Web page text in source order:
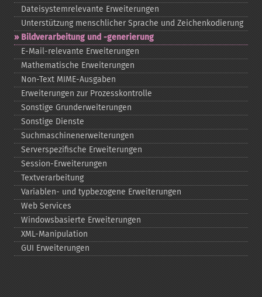
Dateisystemrelevante Erweiterungen
Unterstützung menschlicher Sprache und Zeichenkodierung
Bildverarbeitung und -​generierung
E-​Mail-​relevante Erweiterungen
Mathematische Erweiterungen
Non-​Text MIME-​Ausgaben
Erweiterungen zur Prozesskontrolle
Sonstige Grunderweiterungen
Sonstige Dienste
Suchmaschinenerweiterungen
Serverspezifische Erweiterungen
Session-​Erweiterungen
Textverarbeitung
Variablen-​ und typbezogene Erweiterungen
Web Services
Windowsbasierte Erweiterungen
XML-​Manipulation
GUI Erweiterungen